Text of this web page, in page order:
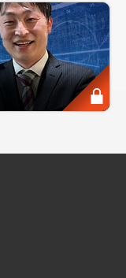
、調査結果の着
います。また再
んて事態も免れ
構築された調査
早尾氏と一緒
の考え方」をレ